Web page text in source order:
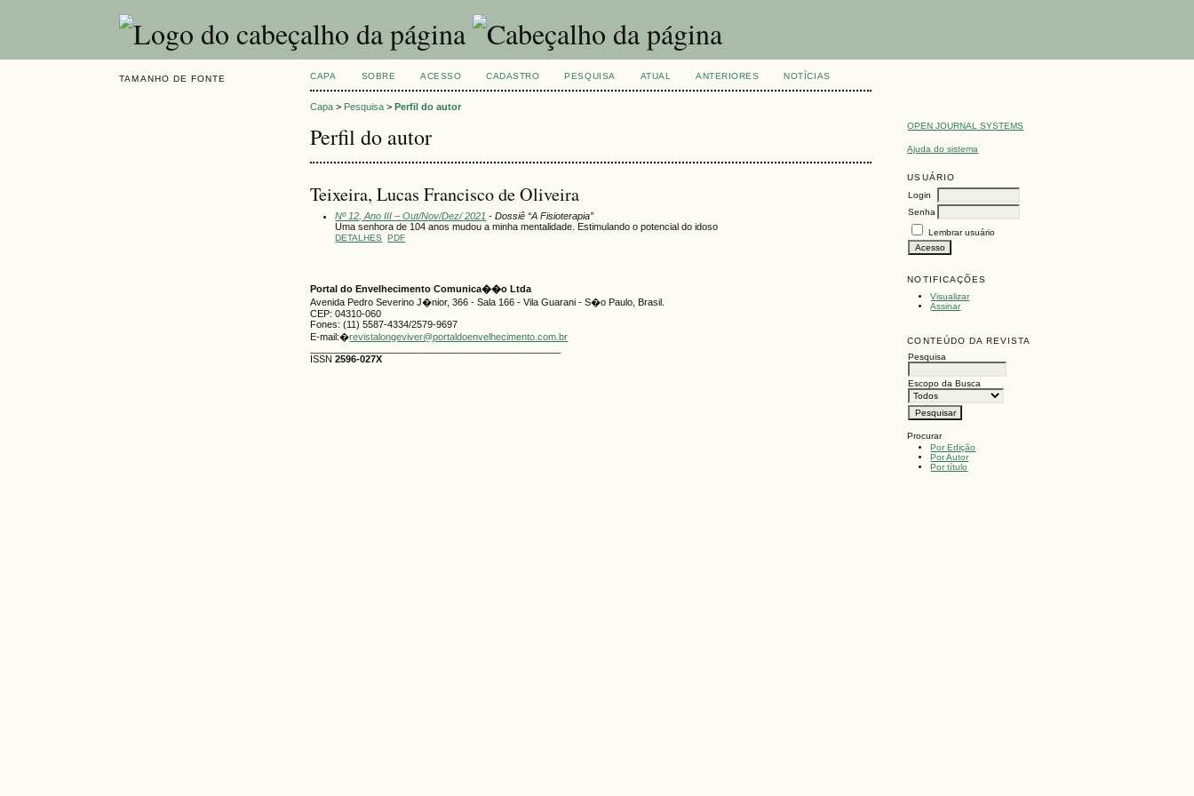
TAMANHO DE FONTE
OPEN JOURNAL SYSTEMS
Ajuda do sistema
USUÁRIO
Login
Senha
Lembrar usuário
NOTIFICAÇÕES
Visualizar
Assinar
CONTEÚDO DA REVISTA
Pesquisa
Escopo da Busca
Procurar
Por Edição
Por Autor
Por título
CAPA SOBRE ACESSO CADASTRO PESQUISA ATUAL ANTERIORES NOTÍCIAS
Capa > Pesquisa >Perfil do autor
Perfil do autor
Teixeira, Lucas Francisco de Oliveira
Nº 12, Ano III – Out/Nov/Dez/ 2021 - Dossiê “A Fisioterapia”
Uma senhora de 104 anos mudou a minha mentalidade. Estimulando o potencial do idoso
DETALHES PDF
Portal do Envelhecimento Comunica��o Ltda
Avenida Pedro Severino J�nior, 366 - Sala 166 - Vila Guarani - S�o Paulo, Brasil.
CEP: 04310-060
Fones: (11) 5587-4334/2579-9697
E-mail:�revistalongeviver@portaldoenvelhecimento.com.br
ISSN2596-027X